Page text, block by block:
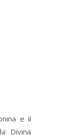
e il
Divina